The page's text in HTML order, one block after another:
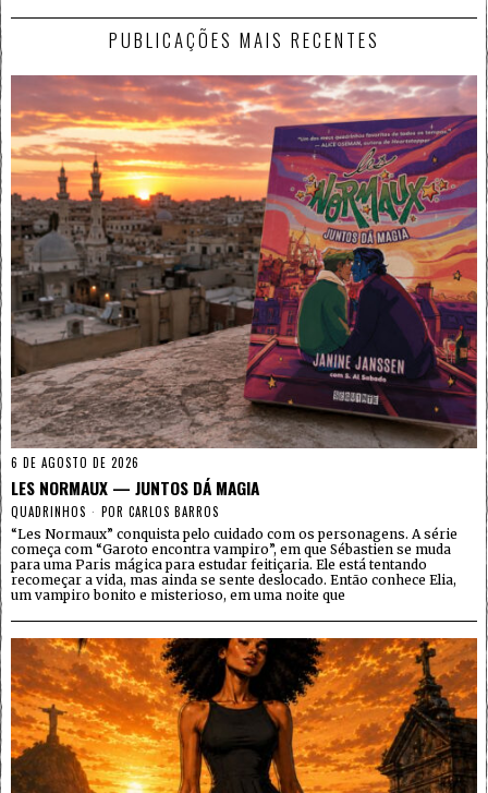
PUBLICAÇÕES MAIS RECENTES
6 DE AGOSTO DE 2026
LES NORMAUX — JUNTOS DÁ MAGIA
QUADRINHOS POR CARLOS BARROS
“Les Normaux” conquista pelo cuidado com os personagens. A série
começa com “Garoto encontra vampiro”, em que Sébastien se muda
para uma Paris mágica para estudar feitiçaria. Ele está tentando
recomeçar a vida, mas ainda se sente deslocado. Então conhece Elia,
um vampiro bonito e misterioso, em uma noite que